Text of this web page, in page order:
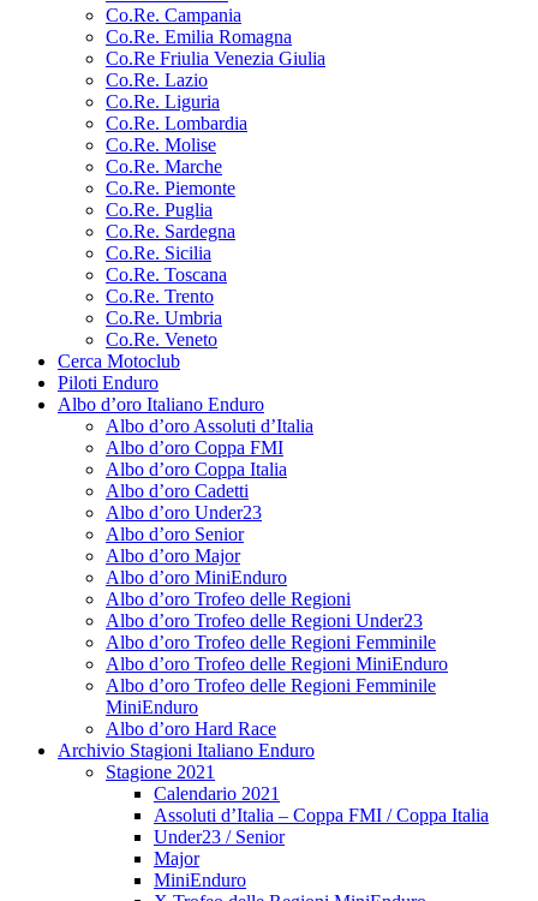
Co.Re. Campania
Co.Re. Emilia Romagna
Co.Re Friulia Venezia Giulia
Co.Re. Lazio
Co.Re. Liguria
Co.Re. Lombardia
Co.Re. Molise
Co.Re. Marche
Co.Re. Piemonte
Co.Re. Puglia
Co.Re. Sardegna
Co.Re. Sicilia
Co.Re. Toscana
Co.Re. Trento
Co.Re. Umbria
Co.Re. Veneto
Cerca Motoclub
Piloti Enduro
Albo d’oro Italiano Enduro
Albo d’oro Assoluti d’Italia
Albo d’oro Coppa FMI
Albo d’oro Coppa Italia
Albo d’oro Cadetti
Albo d’oro Under23
Albo d’oro Senior
Albo d’oro Major
Albo d’oro MiniEnduro
Albo d’oro Trofeo delle Regioni
Albo d’oro Trofeo delle Regioni Under23
Albo d’oro Trofeo delle Regioni Femminile
Albo d’oro Trofeo delle Regioni MiniEnduro
Albo d’oro Trofeo delle Regioni Femminile
MiniEnduro
Albo d’oro Hard Race
Archivio Stagioni Italiano Enduro
Stagione 2021
Calendario 2021
Assoluti d’Italia – Coppa FMI / Coppa Italia
Under23 / Senior
Major
MiniEnduro